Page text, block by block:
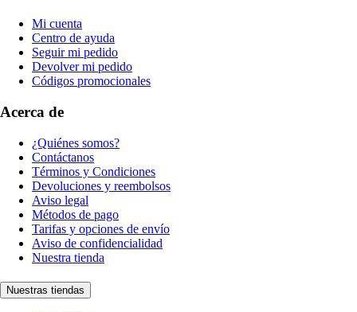
Mi cuenta
Centro de ayuda
Seguir mi pedido
Devolver mi pedido
Códigos promocionales
Acerca de
¿Quiénes somos?
Contáctanos
Términos y Condiciones
Devoluciones y reembolsos
Aviso legal
Métodos de pago
Tarifas y opciones de envío
Aviso de confidencialidad
Nuestra tienda
Nuestras tiendas